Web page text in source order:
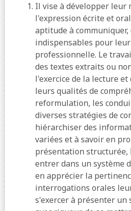
Il vise à développer leur
l'expression écrite et
aptitude à communiquer,
indispensables pour
professionnelle. Le
des textes extraits ou
l'exercice de la lecture
leurs qualités de
reformulation, les
diverses stratégies de
hiérarchiser des
variées et à savoir en
présentation structurée,
entrer dans un système
en apprécier la
interrogations orales
s'exercer à présenter